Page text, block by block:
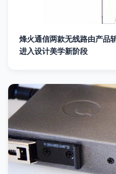
烽火通信两款无线路由产品
进入设计美学新阶段